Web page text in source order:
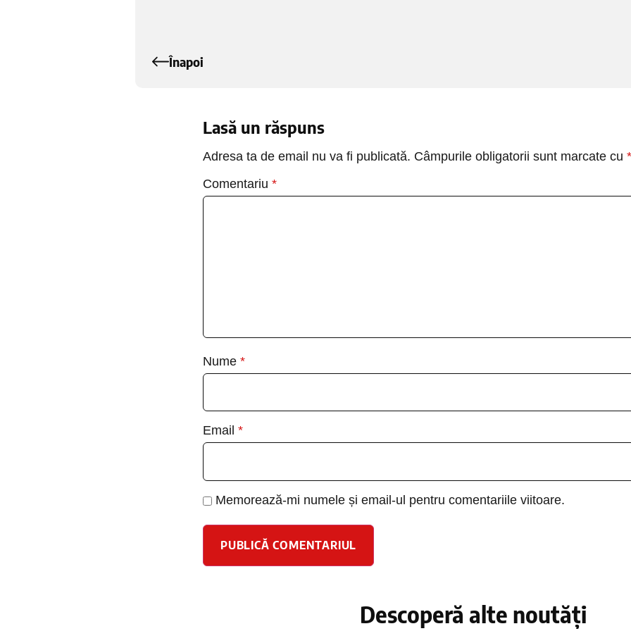
Înapoi
Lasă un răspuns
Adresa ta de email nu va fi publicată. Câmpurile obligatorii sunt marcate cu *
Comentariu *
Nume *
Email *
Memorează-mi numele și email-ul pentru comentariile viitoare.
Descoperă alte noutăți